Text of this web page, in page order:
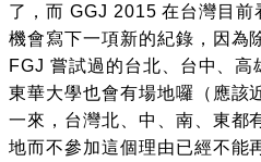
了，而 GGJ 2015 在台灣目
機會寫下一項新的紀錄，因為
FGJ 嘗試過的台北、台中、高
東華大學也會有場地囉（應該
一來，台灣北、中、南、東都
地而不參加這個理由已經不能